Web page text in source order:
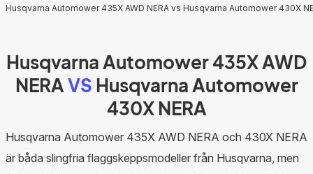
Husqvarna Automower 435X AWD NERA vs Husqvarna Automower 430X
Husqvarna Automower 435X AWD
NERAVS Husqvarna Automower
430X NERA
Husqvarna Automower 435X AWD NERA och 430X NERA
är båda slingfria flaggskeppsmodeller från Husqvarna, men